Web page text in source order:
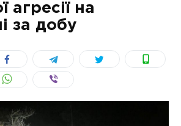
агресії на
за добу